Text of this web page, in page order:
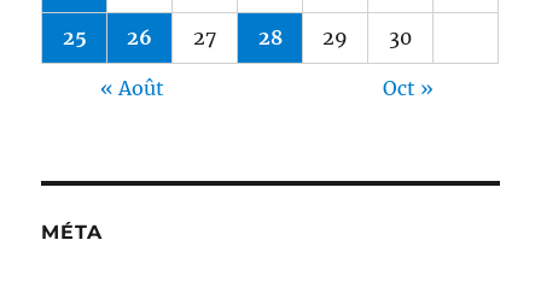
25 26 27 28 29 30
« Août Oct »
MÉTA